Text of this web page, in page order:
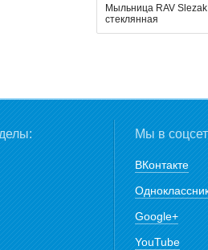
Мыльница RAV
стеклянная
Мы в
ВКонтакте
Google+
YouTube